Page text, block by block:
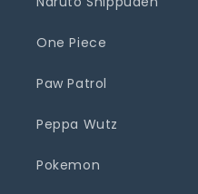
One Piece
Paw Patrol
Peppa Wutz
Pokemon